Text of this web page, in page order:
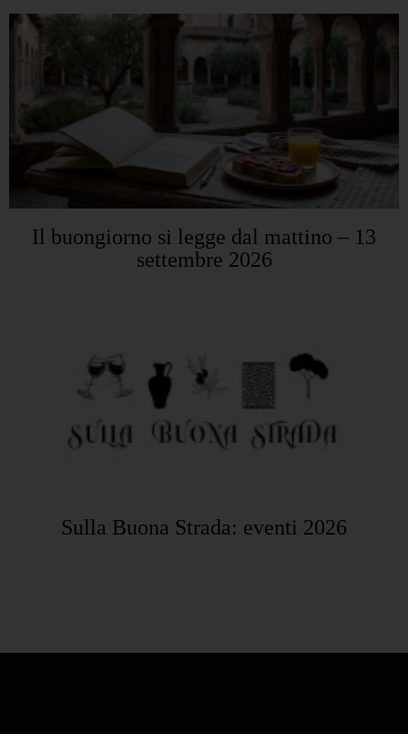
Il buongiorno si legge dal mattino – 13
settembre 2026
Sulla Buona Strada: eventi 2026